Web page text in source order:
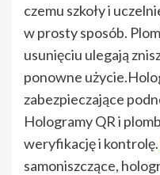
czemu szkoły i
w prosty sposób.
usunięciu ulegają
ponowne
zabezpieczające
Hologramy QR i
weryfikację i kontrolę.
samoniszczące,